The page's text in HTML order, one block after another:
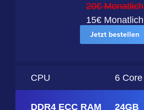
20€ Monatlich
15€ Monatlich
Jetzt bestellen
CPU 6 Core
DDR4 ECC RAM 24GB